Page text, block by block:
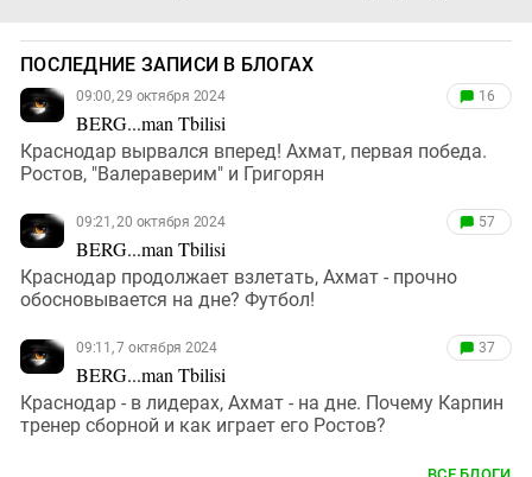
ПОСЛЕДНИЕ ЗАПИСИ В БЛОГАХ
09:00, 29 октября 2024
BERG...man Tbilisi
16
Краснодар вырвался вперед! Ахмат, первая победа.
Ростов, "Валераверим" и Григорян
09:21, 20 октября 2024
BERG...man Tbilisi
57
Краснодар продолжает взлетать, Ахмат - прочно
обосновывается на дне? Футбол!
09:11, 7 октября 2024
BERG...man Tbilisi
37
Краснодар - в лидерах, Ахмат - на дне. Почему Карпин
тренер сборной и как играет его Ростов?